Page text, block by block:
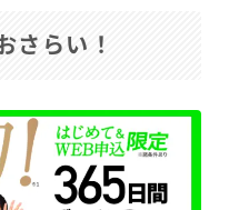
さらい！